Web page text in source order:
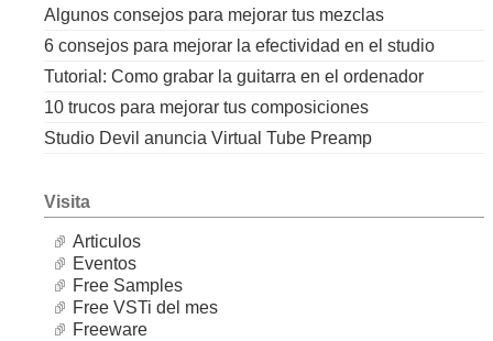
Algunos consejos para mejorar tus mezclas
6 consejos para mejorar la efectividad en el studio
Tutorial: Como grabar la guitarra en el ordenador
10 trucos para mejorar tus composiciones
Studio Devil anuncia Virtual Tube Preamp
Visita
Articulos
Eventos
Free Samples
Free VSTi del mes
Freeware